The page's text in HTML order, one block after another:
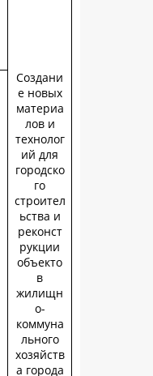
Создани
е новых
материа
лов и
технолог
ий для
городско
го
строител
ьства и
реконст
рукции
объекто
в
жилищн
о-
коммуна
льного
хозяйств
а города